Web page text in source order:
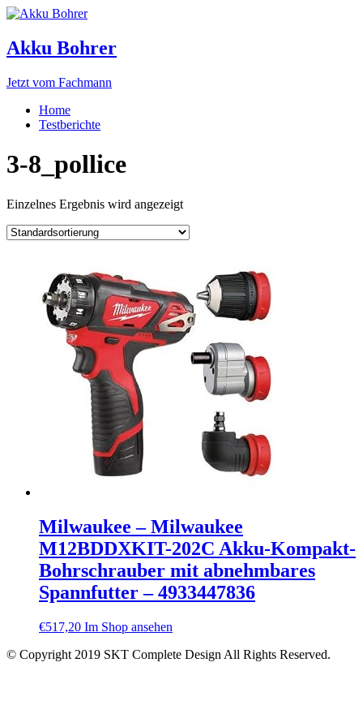
Akku Bohrer
Jetzt vom Fachmann
Home
Testberichte
3-8_pollice
Einzelnes Ergebnis wird angezeigt
Milwaukee – Milwaukee
M12BDDXKIT-202C Akku-Kompakt-
Bohrschrauber mit abnehmbares
Spannfutter – 4933447836
€517,20 Im Shop ansehen
© Copyright 2019 SKT Complete Design All Rights Reserved.